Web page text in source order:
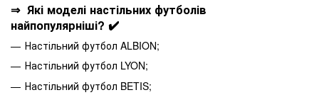
⇒ Які моделі настільних футболів
найпопулярніші? ✔️
Настільний футбол ALBION;
Настільний футбол LYON;
Настільний футбол BETIS;